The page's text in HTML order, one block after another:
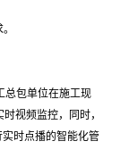
包单位在施工现
视频监控，同时，
时点播的智能化管